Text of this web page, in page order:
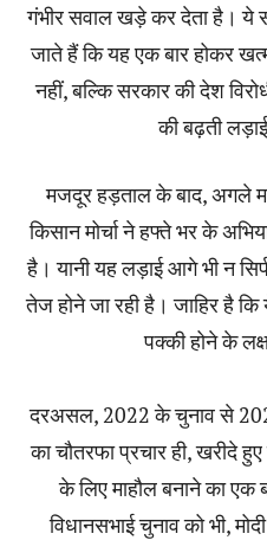
गंभीर सवाल खड़े कर देता है। ये
जाते हैं कि यह एक बार होकर खत्म
नहीं, बल्कि सरकार की देश
की बढ़ती
मजदूर हड़ताल के बाद, अगले
किसान मोर्चा ने हफ्ते भर के
है। यानी यह लड़ाई आगे भी न
तेज होने जा रही है। जाहिर है
पक्की होने के
दरअसल, 2022 के चुनाव से
का चौतरफा प्रचार ही, खरीदे
के लिए माहौल बनाने का एक
विधानसभाई चुनाव को भी,